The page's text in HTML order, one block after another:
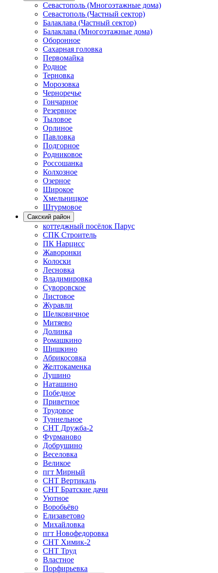
Севастополь (Многоэтажные дома)
Севастополь (Частный сектор)
Балаклава (Частный сектор)
Балаклава (Многоэтажные дома)
Оборонное
Сахарная головка
Первомайка
Родное
Терновка
Морозовка
Черноречье
Гончарное
Резервное
Тыловое
Орлиное
Павловка
Подгорное
Родниковое
Россошанка
Колхозное
Озерное
Широкое
Хмельницкое
Штурмовое
Сакский район
коттеджный посёлок Парус
СПК Строитель
ПК Нарцисс
Жаворонки
Колоски
Лесновка
Владимировка
Суворовское
Листовое
Журавли
Шелковичное
Митяево
Долинка
Ромашкино
Шишкино
Абрикосовка
Желтокаменка
Лушино
Наташино
Победное
Приветное
Трудовое
Туннельное
СНТ Дружба-2
Фурманово
Добрушино
Веселовка
Великое
пгт Мирный
СНТ Вертикаль
СНТ Братские дачи
Уютное
Воробьёво
Елизаветово
Михайловка
пгт Новофедоровка
СНТ Химик-2
СНТ Труд
Властное
Порфирьевка